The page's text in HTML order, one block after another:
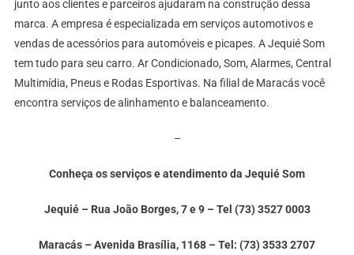
junto aos clientes e parceiros ajudaram na construção dessa
marca. A empresa é especializada em serviços automotivos e
vendas de acessórios para automóveis e picapes. A Jequié Som
tem tudo para seu carro. Ar Condicionado, Som, Alarmes, Central
Multimídia, Pneus e Rodas Esportivas. Na filial de Maracás você
encontra serviços de alinhamento e balanceamento.
–
Conheça os serviços e atendimento da Jequié Som
Jequié – Rua João Borges, 7 e 9 – Tel (73) 3527 0003
Maracás – Avenida Brasília, 1168 – Tel: (73) 3533 2707